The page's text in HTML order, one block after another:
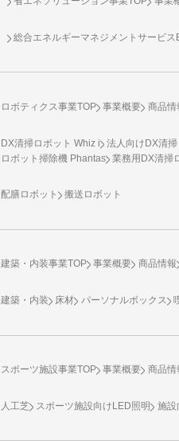
総合エネルギーマネジメントサービ
ロボティクス事業TOP 事業概要 商品情
DX清掃ロボット Whiz i
法人向けDX清
ロボット掃除機 Phantas
業務用DX清掃
配膳ロボット 搬送ロボット
建築・内装事業TOP 事業概要 商品情報
建築・内装 床材 パーソナルボックス
スポーツ施設事業TOP 事業概要 商品情
人工芝 スポーツ施設向け LED照明 施設